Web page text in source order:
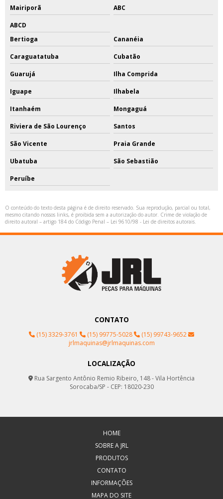
Mairiporã ABC
ABCD
Bertioga
Cananéia
Caraguatatuba Cubatão
Guarujá Ilha Comprida
Iguape Ilhabela
Itanhaém Mongaguá
Riviera de São Lourenço Santos
São Vicente Praia Grande
Ubatuba São Sebastião
Peruíbe
O conteúdo do texto desta página é de direito reservado. Sua reprodução, parcial ou total,
mesmo citando nossos links, é proibida sem a autorização do autor. Crime de violação de
direito autoral – artigo 184 do Código Penal – Lei 9610/98 - Lei de direitos autorais.
CONTATO
(15) 3329-3761 (15) 99775-5028
(15) 99743-9652
jrlmaquinas@jrlmaquinas.com
LOCALIZAÇÃO
Rua Sargento Antônio Remio Ribeiro, 148 - Vila Hortência
Sorocaba/SP - CEP: 18020-230
HOME
SOBRE A JRL
PRODUTOS
CONTATO
INFORMAÇÕES
MAPA DO SITE